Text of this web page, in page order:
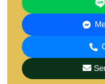
ภาพรวมโครงการ
REKHA Pattaya –
จำนวน 40 หลัง ใน East
17,760,000 บาท ไปจน
บ้านตัวอย่างพร้อมเฟอร์นิเ